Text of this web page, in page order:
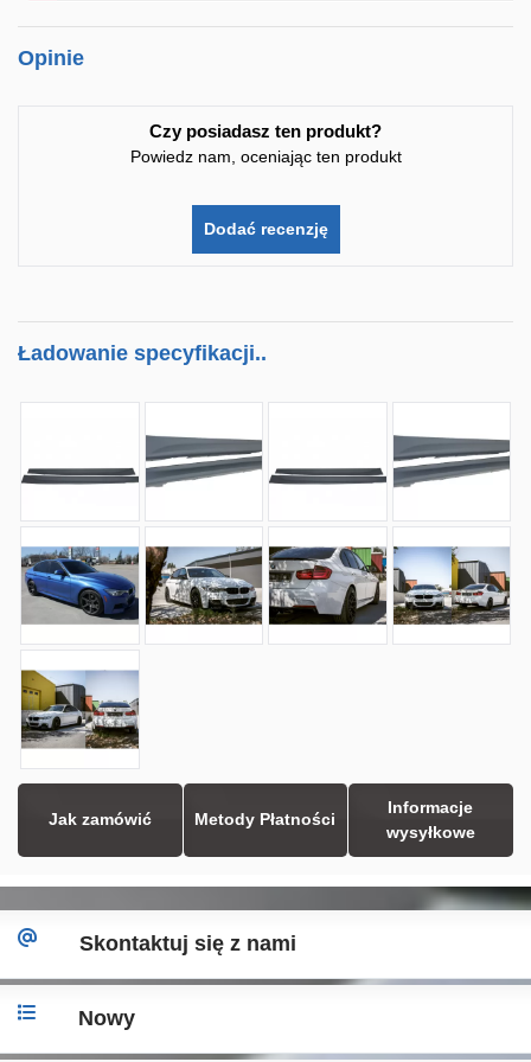
Opinie
Czy posiadasz ten produkt?
Powiedz nam, oceniając ten produkt
Dodać recenzję
Ładowanie specyfikacji..
Jak zamówić Metody Płatności
Informacje
wysyłkowe
Skontaktuj się z nami
Nowy